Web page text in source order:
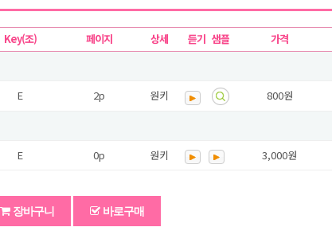
Key(조) 페이지 상세 듣기 샘플 가격
E 2p 원키
800원
E 0p 원키 3,000원
장바구니 바로구매